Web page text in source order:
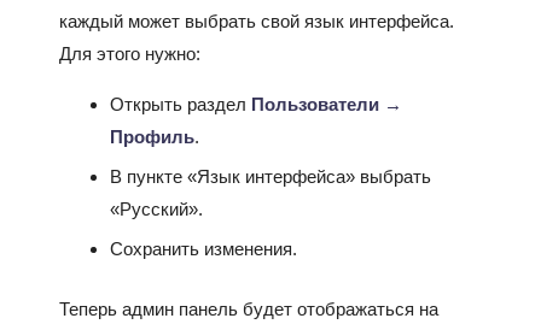
каждый может выбрать свой язык интерфейса.
Для этого нужно:
Открыть раздел Пользователи →
Профиль.
В пункте «Язык интерфейса» выбрать
«Русский».
Сохранить изменения.
Теперь админ панель будет отображаться на